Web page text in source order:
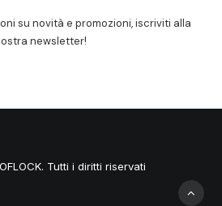
su novità e promozioni, iscriviti alla
newsletter!
Tutti i diritti riservati